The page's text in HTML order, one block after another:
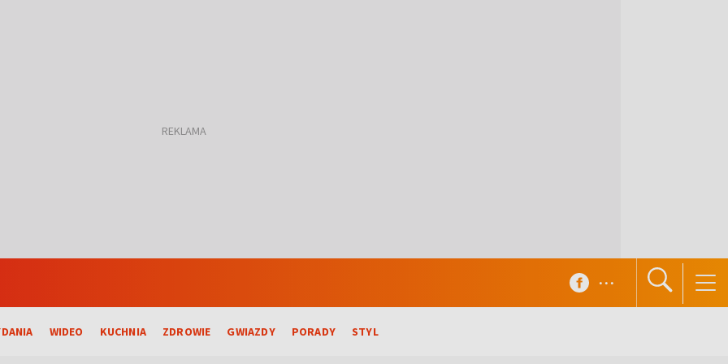
WIDEO KUCHNIA ZDROWIE GWIAZDY PORADY STYL
...